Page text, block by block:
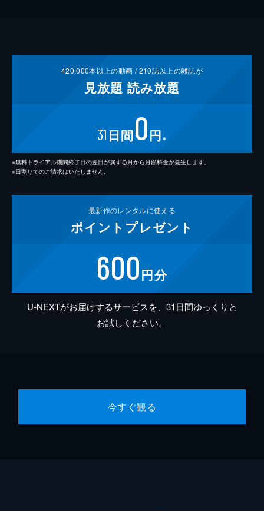
420,000本以上の動画 /210誌以上の雑誌が
見放題 読み放題
31 日間0円 ※
※無料トライアル期間終了日の翌日が属する月から月額料金が発生します。
※日割りでのご請求はいたしません。
最新作のレンタルに使える
ポイント プレゼント
600円分
U-NEXTがお届けするサービスを、31日間ゆっくりと
お試しください。
今すぐ観る